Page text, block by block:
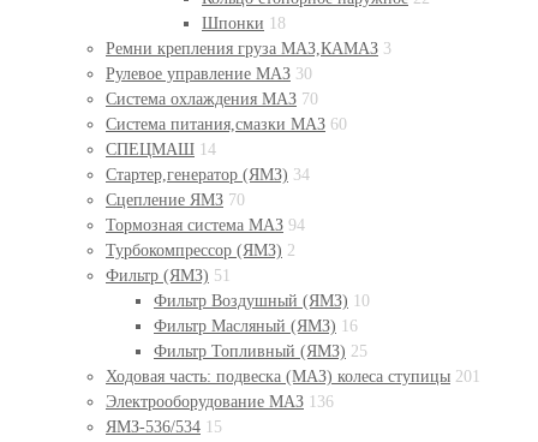
Шпонки 18
Ремни крепления груза МАЗ,КАМАЗ 3
Рулевое управление МАЗ 30
Система охлаждения МАЗ 70
Система питания,смазки МАЗ 60
СПЕЦМАШ 14
Стартер,генератор (ЯМЗ) 34
Сцепление ЯМЗ 70
Тормозная система МАЗ 94
Турбокомпрессор (ЯМЗ) 2
Фильтр (ЯМЗ) 51
Фильтр Воздушный (ЯМЗ) 10
Фильтр Масляный (ЯМЗ) 16
Фильтр Топливный (ЯМЗ) 25
Ходовая часть: подвеска (МАЗ) колеса ступицы 201
Электрооборудование МАЗ 136
ЯМЗ-536/534 15